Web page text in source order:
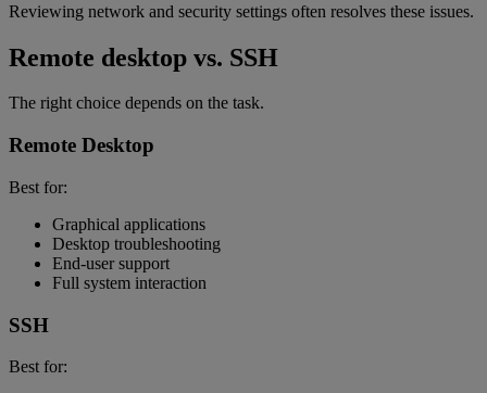
Reviewing network and security settings often resolves these issues.
Remote desktop vs. SSH
The right choice depends on the task.
Remote Desktop
Best for:
Graphical applications
Desktop troubleshooting
End-user support
Full system interaction
SSH
Best for: